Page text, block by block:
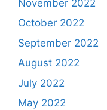
November 2022
October 2022
September 2022
August 2022
July 2022
May 2022